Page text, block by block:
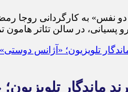
نفس» به کارگردانی روجا
در سالن تئاتر هامون
ماندگار